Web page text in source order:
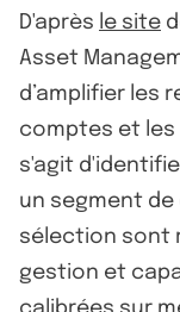
D'après le site
Asset
d’amplifier les
comptes et les
s'agit
un segment
sélection sont
gestion et